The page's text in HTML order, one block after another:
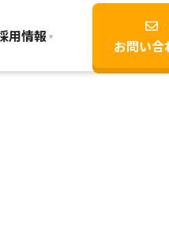
用情報
お問い合